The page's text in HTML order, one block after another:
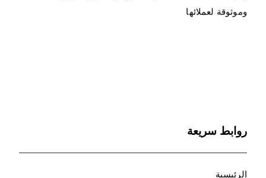
وموثوقة لعملائها
روابط سريعة
الرئيسية